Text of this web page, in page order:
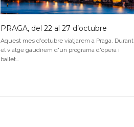
PRAGA, del 22 al 27 d’octubre
Aquest mes d'octubre viatjarem a Praga. Durant
el viatge gaudirem d'un programa d'òpera i
ballet…